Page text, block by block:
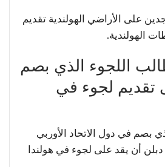
على الأراضي الهولندية تقديم
الهولندية.
اللجوء الذي بصم
لجوء في
بصم في دول الاتحاد الأوربي
دبلن أن يقد على لجوء في هولندا